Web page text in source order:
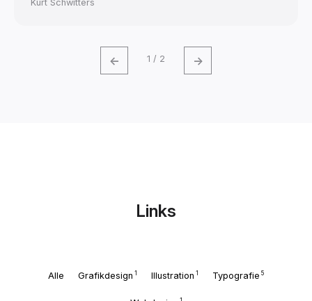
Kurt Schwitters
← 1 / 2 →
Links
Alle Grafikdesign 1 Illustration 1 Typografie 5